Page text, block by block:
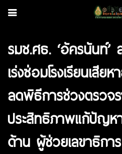
รมช.ศธ. ‘อัครนันท์’
เร่งซ่อมโรงเรียนเสี
ลดพิธีการช่วงตรวจ
ประสิทธิภาพแก้ปัญห
ด้าน ผู้ช่วยเลขาธิก